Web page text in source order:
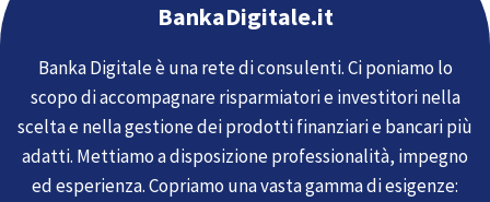
BankaDigitale.it
Banka Digitale è una rete di consulenti. Ci poniamo lo
scopo di accompagnare risparmiatori e investitori nella
scelta e nella gestione dei prodotti finanziari e bancari più
adatti. Mettiamo a disposizione professionalità, impegno
ed esperienza. Copriamo una vasta gamma di esigenze: